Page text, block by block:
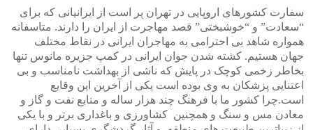
سفارت کشورهای اروپایی در تهران پر است از ایرانیانی که برای
“سعادت” و “خوشبختی” قصد مهاجرت از ایران را دارند. متاسفانه
همواره شاهد بی احترامی به مهاجران ایرانی در نقاط مختلف
جهان هستیم. کشته شدن جوان ایرانی در کمپ جزیره مانوس تنها
بخاطر زخمی کوچک در پایش که ناشی از بهداشت نامناسب و بی
اعتنایی پزشکان به وی بوده است یکی از آخرین این وقایع
است.چرا کشور ما با فرهنگ چند هزار ساله و منابع نفت و گاز و
معادن مس و سنگ و همچنین کشاورزی و باغداری برتر و با یکی